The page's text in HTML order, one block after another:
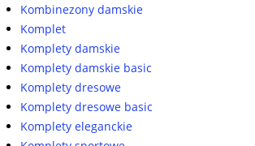
Kombinezony damskie
Komplet
Komplety damskie
Komplety damskie basic
Komplety dresowe
Komplety dresowe basic
Komplety eleganckie